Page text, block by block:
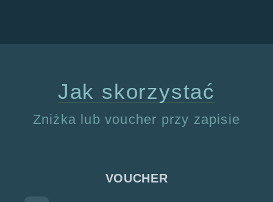
Jak skorzystać
Zniżka lub voucher przy zapisie
VOUCHER